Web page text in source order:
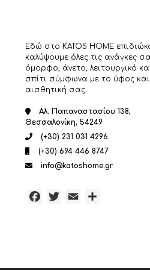
Εδώ στο KATOS HOME
καλύψουμε όλες τις ανάγκες
όμορφο, άνετο, λειτουργικό
σπίτι σύμφωνα με το ύφος και
αισθητική σας.
Αλ. Παπαναστασίου 138,
Θεσσαλονίκη, 54249
(+30) 231 031 4296
(+30) 694 446 8747
info@katoshome.gr
Facebook
TwitterEmail